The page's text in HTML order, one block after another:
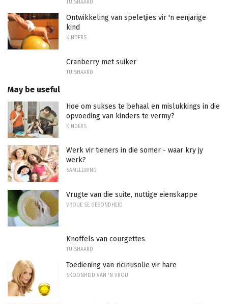
TUISHAARD
Ontwikkeling van speletjies vir 'n eenjarige
kind
KINDERS
Cranberry met suiker
TUISHAARD
May be useful
Hoe om sukses te behaal en mislukkings in die
opvoeding van kinders te vermy?
KINDERS
Werk vir tieners in die somer - waar kry jy
werk?
SAMELEWING
Vrugte van die suite, nuttige eienskappe
VROUE SE GESONDHEID
Knoffels van courgettes
TUISHAARD
Toediening van ricinusolie vir hare
SKOONHEID VAN 'N VROU